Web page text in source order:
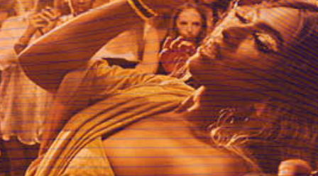
00:00 01:00:00
PODCAST ABONNIEREN
TuneIn
Details zum PodcastAirtime! Klänge aus
der ganzen Welt